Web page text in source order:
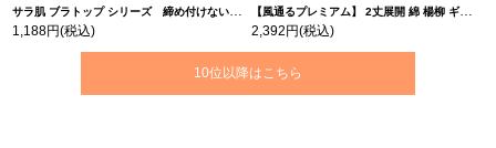
サラ肌 ブラトップ シリーズ 締め付けない リブ タンクトップ | 大きいサイズの通販ならハッピーマリリン
1,188円(税込)
【風通るプレミアム】 2丈展開 綿 楊柳 ギャザー フレア スカンツ 【ウェストゴム】 | 大きいサイズの通販ならハッピーマリリン
2,392円(税込)
10位以降はこちら